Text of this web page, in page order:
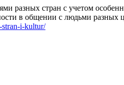
разных стран с учетом
в общении с людьми разных
stran-i-kultur/